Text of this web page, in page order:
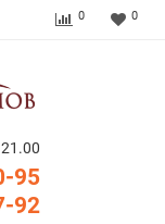
0 0
95
92